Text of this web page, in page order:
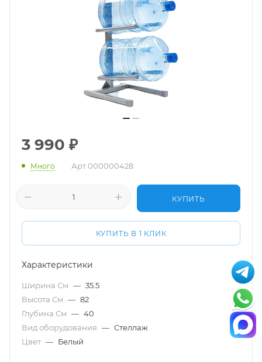
3 990 ₽
Много Арт000000428
КУПИТЬ
КУПИТЬ В 1 КЛИК
Характеристики
Ширина См — 35.5
Высота См — 82
Глубина См — 40
Вид оборудования — Стеллаж
Цвет — Белый